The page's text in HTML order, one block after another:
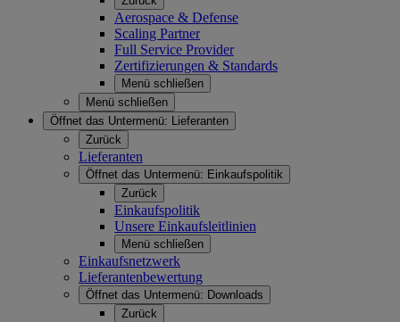
Aerospace & Defense
Scaling Partner
Full Service Provider
Zertifizierungen & Standards
Menü schließen
Menü schließen
Öffnet das Untermenü: Lieferanten
Zurück
Lieferanten
Öffnet das Untermenü: Einkaufspolitik
Zurück
Einkaufspolitik
Unsere Einkaufsleitlinien
Menü schließen
Einkaufsnetzwerk
Lieferantenbewertung
Öffnet das Untermenü: Downloads
Zurück